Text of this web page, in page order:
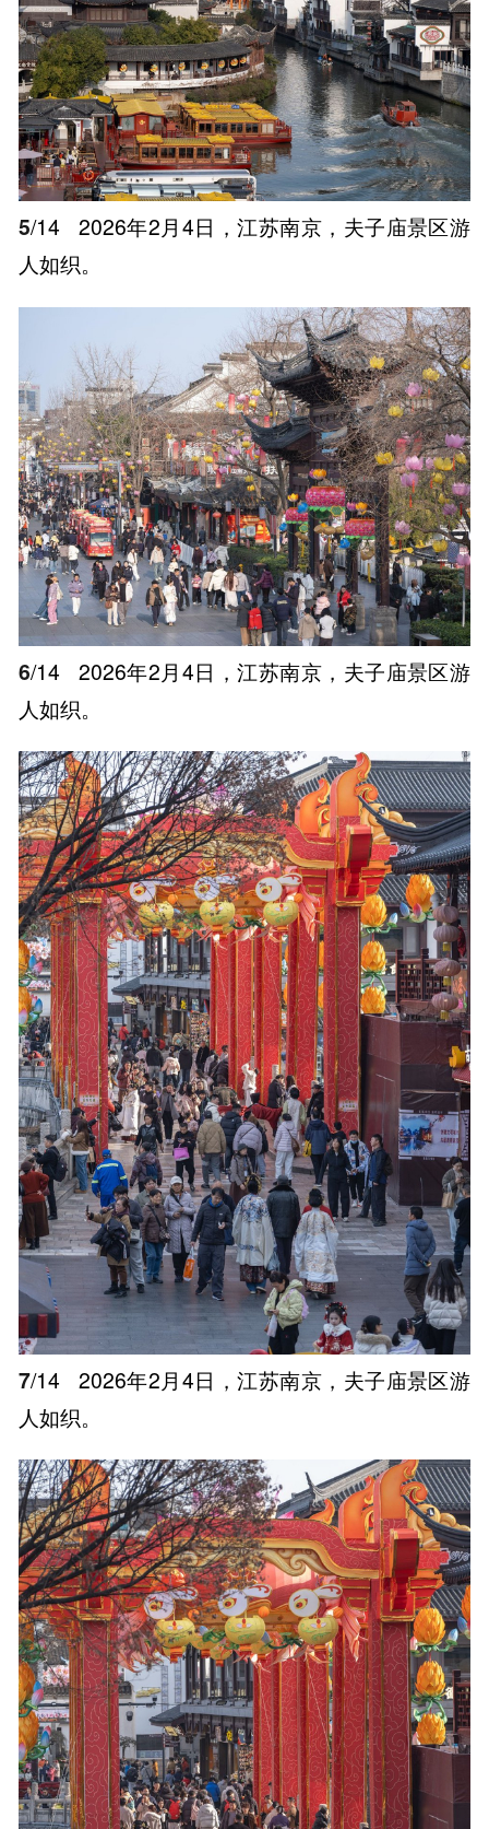
5/14
2026年2月4日，江苏南京，夫子庙景区游
人如织。
6/14
2026年2月4日，江苏南京，夫子庙景区游
人如织。
7/14
2026年2月4日，江苏南京，夫子庙景区游
人如织。